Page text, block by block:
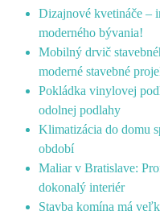
Dizajnové kvetináče –
moderného bývania!
Mobilný drvič
moderné stavebné
Pokládka vinylovej
odolnej podlahy
Klimatizácia do domu
období
Maliar v Bratislave:
dokonalý interiér
Stavba komína má